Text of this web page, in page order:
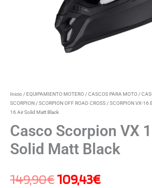
Inicio /EQUIPAMIENTO MOTERO /CASCOS PARA MOTO /
SCORPION /SCORPION OFF ROAD CROSS /SCORPION VX-16
16 Air Solid Matt Black
Casco Scorpion VX
Solid Matt Black
149,90€109,43€